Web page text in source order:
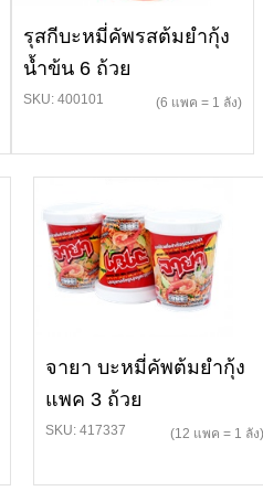
รุสกีบะหมี่คัพรสต้มยำกุ้ง
น้ำข้น 6 ถ้วย
SKU: 400101 (6 แพค = 1 ลัง)
จายา บะหมี่คัพต้มยำกุ้ง
แพค 3 ถ้วย
SKU: 417337 (12 แพค = 1 ลัง)